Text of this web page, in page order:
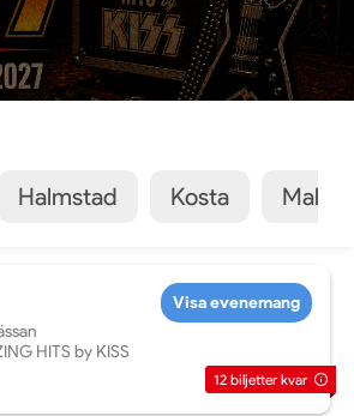
Halmstad Kosta Malmö
HITS by KISS
Visa evenemang
12 biljetter kvar